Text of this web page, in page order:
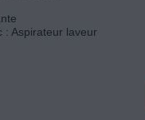
: Aspirateur laveur